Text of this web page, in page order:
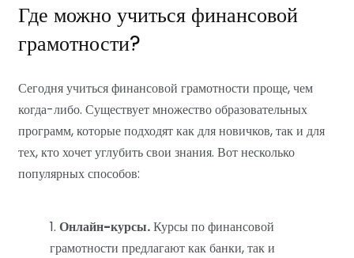
Где можно учиться финансовой
грамотности?
Сегодня учиться финансовой грамотности проще, чем
когда-либо. Существует множество образовательных
программ, которые подходят как для новичков, так и для
тех, кто хочет углубить свои знания. Вот несколько
популярных способов:
Онлайн-курсы.Курсы по финансовой
грамотности предлагают как банки, так и